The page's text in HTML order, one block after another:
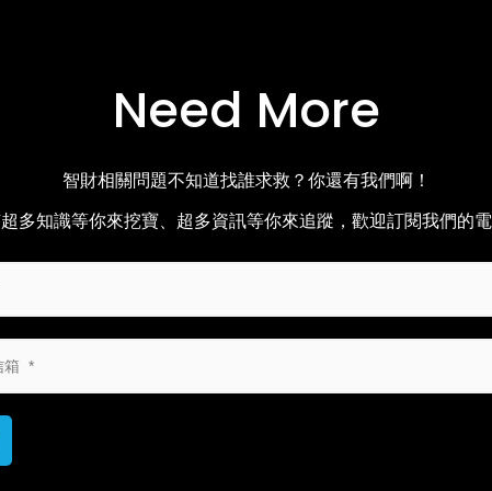
Need More
智財相關問題不知道找誰求救？你還有我們啊！
多知識等你來挖寶、超多資訊等你來追蹤，歡迎訂閱我們的